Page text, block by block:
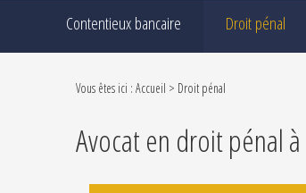
Contentieux bancaire Droit pénal
Vous êtes ici : Accueil > Droit pénal
Avocat en droit pénal à